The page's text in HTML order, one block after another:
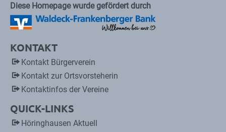
Diese Homepage wurde gefördert durch
KONTAKT
Kontakt Bürgerverein
Kontakt zur Ortsvorsteherin
Kontaktinfos der Vereine
QUICK-LINKS
Höringhausen Aktuell